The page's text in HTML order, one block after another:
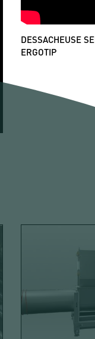
DESSACHEUSE
ERGOTIP